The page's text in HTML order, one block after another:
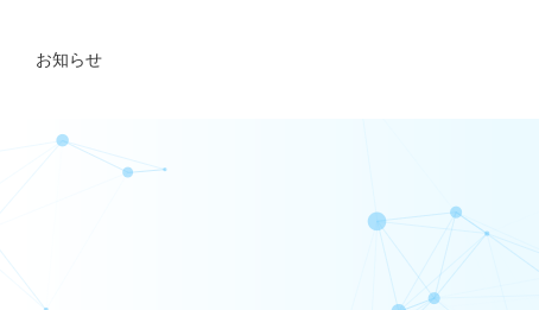
お知らせ